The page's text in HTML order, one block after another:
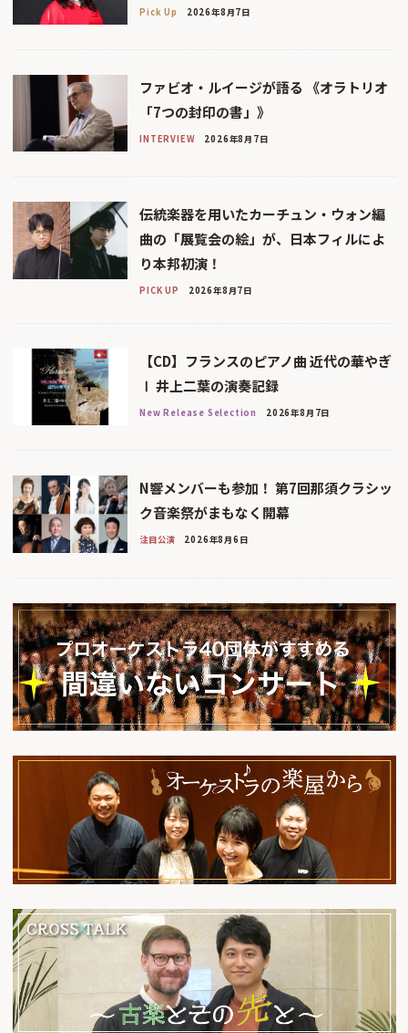
Pick Up 2026年8月7日
ファビオ・ルイージが語る 《オラトリオ
「7つの封印の書」》
INTERVIEW 2026年8月7日
伝統楽器を用いたカーチュン・ウォン編
曲の「展覧会の絵」が、日本フィルによ
り本邦初演！
PICK UP 2026年8月7日
【CD】フランスのピアノ曲 近代の華やぎ
Ⅰ 井上二葉の演奏記録
New Release Selection 2026年8月7日
N響メンバーも参加！ 第7回那須クラシッ
ク音楽祭がまもなく開幕
注目公演 2026年8月6日